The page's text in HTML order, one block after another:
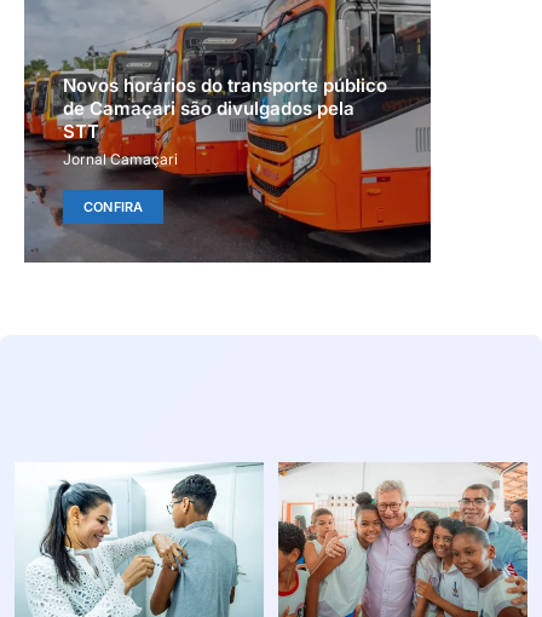
Novos horários do transporte público
de Camaçari são divulgados pela
STT
Jornal Camaçari
CONFIRA